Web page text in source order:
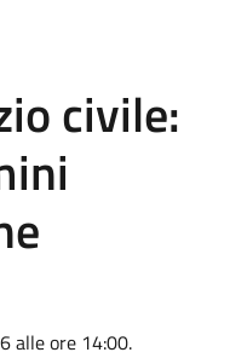
civile:
alle ore 14:00.